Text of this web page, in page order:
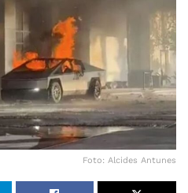
Foto: Alcides Antunes